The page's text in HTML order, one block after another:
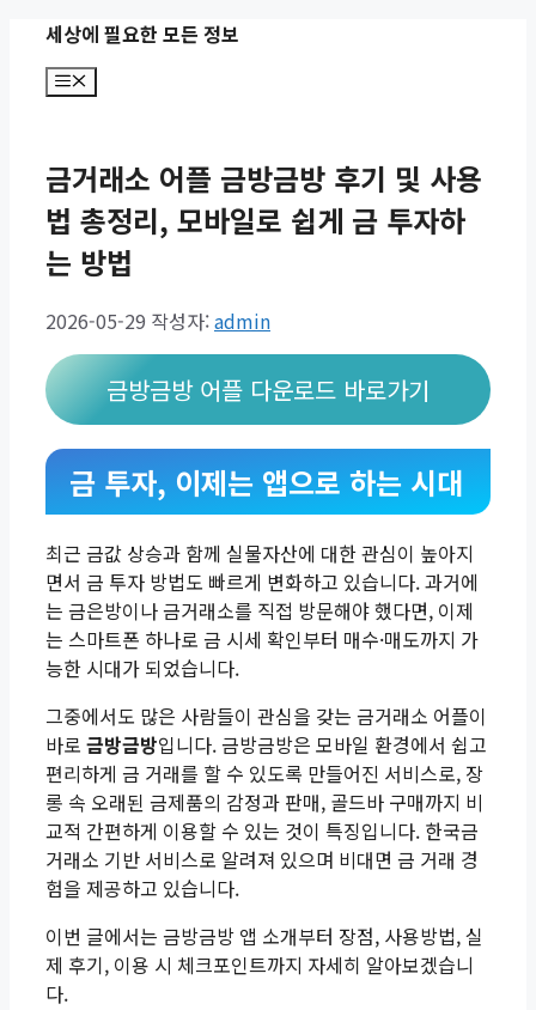
세상에 필요한 모든 정보
메
뉴
금거래소 어플 금방금방 후기 및 사용
법 총정리, 모바일로 쉽게 금 투자하
는 방법
2026-05-29 작성자:admin
금방금방 어플 다운로드 바로가기
금 투자, 이제는 앱으로 하는 시대
최근 금값 상승과 함께 실물자산에 대한 관심이 높아지
면서 금 투자 방법도 빠르게 변화하고 있습니다. 과거에
는 금은방이나 금거래소를 직접 방문해야 했다면, 이제
는 스마트폰 하나로 금 시세 확인부터 매수·매도까지 가
능한 시대가 되었습니다.
그중에서도 많은 사람들이 관심을 갖는 금거래소 어플이
바로 금방금방입니다. 금방금방은 모바일 환경에서 쉽고
편리하게 금 거래를 할 수 있도록 만들어진 서비스로, 장
롱 속 오래된 금제품의 감정과 판매, 골드바 구매까지 비
교적 간편하게 이용할 수 있는 것이 특징입니다. 한국금
거래소 기반 서비스로 알려져 있으며 비대면 금 거래 경
험을 제공하고 있습니다.
이번 글에서는 금방금방 앱 소개부터 장점, 사용방법, 실
제 후기, 이용 시 체크포인트까지 자세히 알아보겠습니
다.